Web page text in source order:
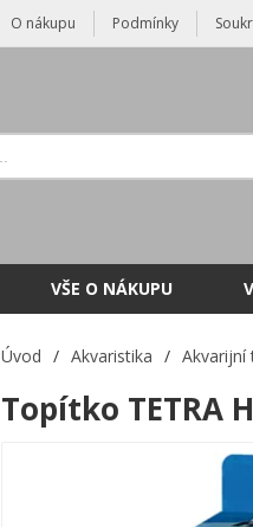
O nákupu Podmínky
VŠE O NÁKUPU
Úvod / Akvaristika / Akvarijní
Topítko TETRA